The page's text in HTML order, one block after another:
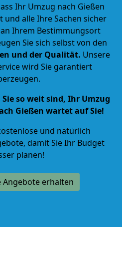
Ihr Umzug nach Gießen
alle Ihre Sachen sicher
Ihrem Bestimmungsort
Sie sich selbst von den
und der Qualität. Unsere
wird Sie garantiert
so weit sind, Ihr Umzug
Gießen wartet auf Sie!
und natürlich
, damit Sie Ihr Budget
planen!
Angebote erhalten